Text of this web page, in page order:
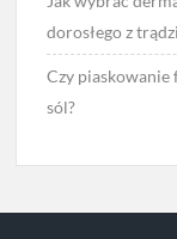
dorosłego z
Czy piaskowanie
sól?